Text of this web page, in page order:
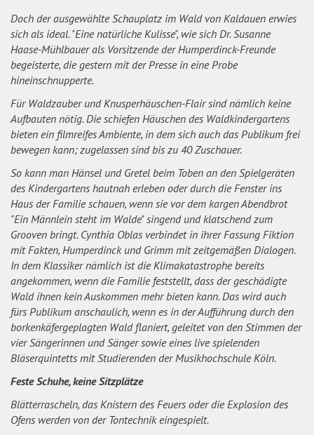
Doch der ausgewählte Schauplatz im Wald von Kaldauen erwies
sich als ideal. "Eine natürliche Kulisse", wie sich Dr. Susanne
Haase-Mühlbauer als Vorsitzende der Humperdinck-Freunde
begeisterte, die gestern mit der Presse in eine Probe
hineinschnupperte.
Für Waldzauber und Knusperhäuschen-Flair sind nämlich keine
Aufbauten nötig. Die schiefen Häuschen des Waldkindergartens
bieten ein filmreifes Ambiente, in dem sich auch das Publikum frei
bewegen kann; zugelassen sind bis zu 40 Zuschauer.
So kann man Hänsel und Gretel beim Toben an den Spielgeräten
des Kindergartens hautnah erleben oder durch die Fenster ins
Haus der Familie schauen, wenn sie vor dem kargen Abendbrot
"Ein Männlein steht im Walde" singend und klatschend zum
Grooven bringt. Cynthia Oblas verbindet in ihrer Fassung Fiktion
mit Fakten, Humperdinck und Grimm mit zeitgemäßen Dialogen.
In dem Klassiker nämlich ist die Klimakatastrophe bereits
angekommen, wenn die Familie feststellt, dass der geschädigte
Wald ihnen kein Auskommen mehr bieten kann. Das wird auch
fürs Publikum anschaulich, wenn es in der Aufführung durch den
borkenkäfergeplagten Wald flaniert, geleitet von den Stimmen der
vier Sängerinnen und Sänger sowie eines live spielenden
Bläserquintetts mit Studierenden der Musikhochschule Köln.
Feste Schuhe, keine Sitzplätze
Blätterrascheln, das Knistern des Feuers oder die Explosion des
Ofens werden von der Tontechnik eingespielt.